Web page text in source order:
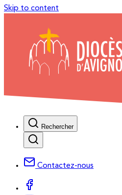
Skip to content
Rechercher
Contactez-nous